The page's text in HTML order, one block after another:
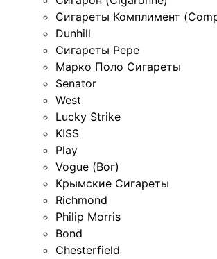
Сигареты Комплимент
Dunhill
Сигареты Pepe
Марко Поло Сигареты
Senator
West
Lucky Strike
KISS
Play
Vogue (Вог)
Крымские Сигареты
Richmond
Philip Morris
Bond
Chesterfield